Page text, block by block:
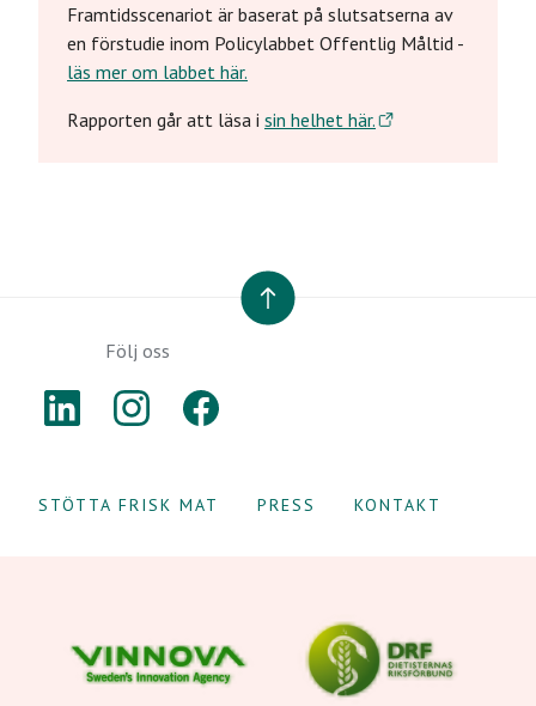
Framtidsscenariot är baserat på slutsatserna av
en förstudie inom Policylabbet Offentlig Måltid -
läs mer om labbet här.
Rapporten går att läsa i sin helhet här.
TILL TOPPEN
Följ oss
LINKEDININSTAGRAM
STÖTTA FRISK MAT PRESS KONTAKT